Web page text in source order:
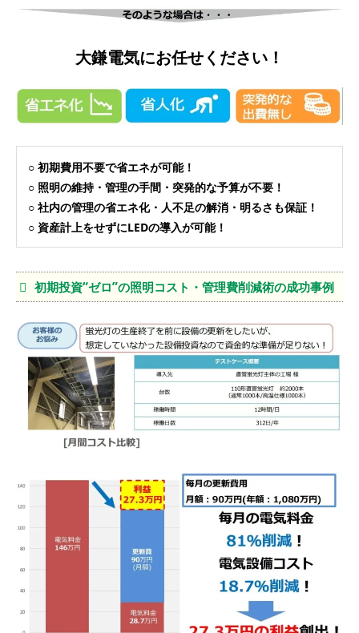
大鎌電気にお任せください！
○ 初期費用不要で省エネが可能！
○ 照明の維持・管理の手間・突発的な予算が不要！
○ 社内の管理の省エネ化・人不足の解消・明るさも保証！
○ 資産計上をせずにLEDの導入が可能！
初期投資“ゼロ”の照明コスト・管理費削減術の成功事例